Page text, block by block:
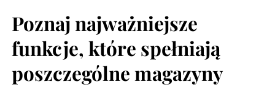
Poznaj najważniejsze
funkcje, które spełniają
poszczególne magazyny